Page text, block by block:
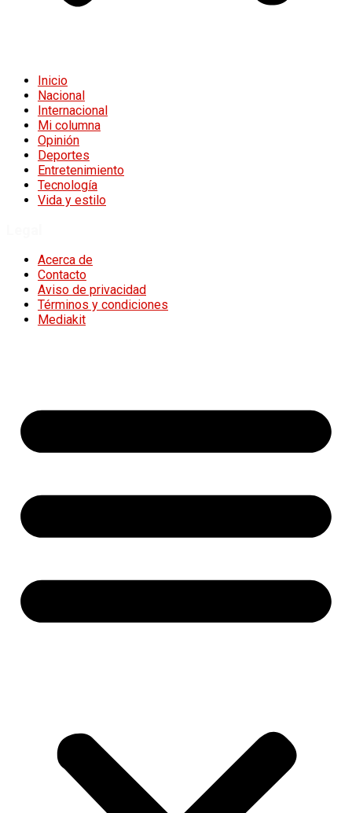
Inicio
Nacional
Internacional
Mi columna
Opinión
Deportes
Entretenimiento
Tecnología
Vida y estilo
Acerca de
Contacto
Aviso de privacidad
Términos y condiciones
Mediakit